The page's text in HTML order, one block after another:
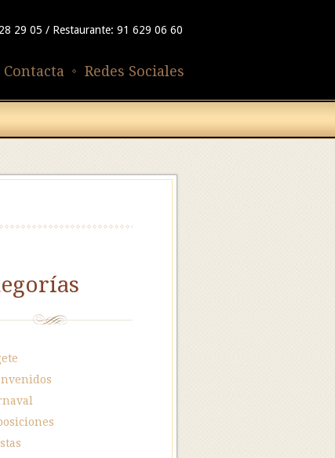
29 05 / Restaurante: 91 629 06 60
Redes Sociales
Contacta